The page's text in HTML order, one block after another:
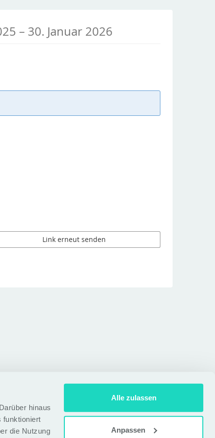
hinaus
funktioniert
die Nutzung
Alle zulassen
Anpassen
– bis
30. Januar 2026
Link erneut senden